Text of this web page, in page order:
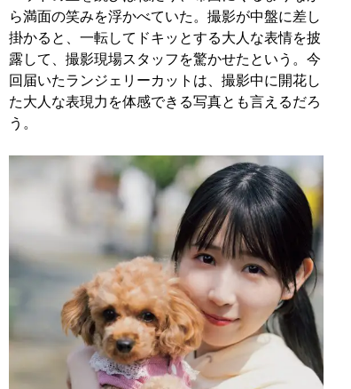
ら満面の笑みを浮かべていた。撮影が中盤に差し
掛かると、一転してドキッとする大人な表情を披
露して、撮影現場スタッフを驚かせたという。今
回届いたランジェリーカットは、撮影中に開花し
た大人な表現力を体感できる写真とも言えるだろ
う。